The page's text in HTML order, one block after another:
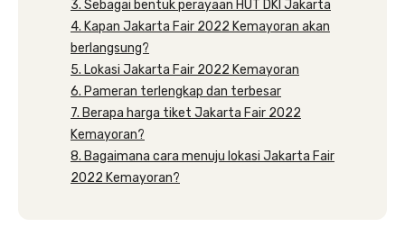
3. Sebagai bentuk perayaan HUT DKI Jakarta
4. Kapan Jakarta Fair 2022 Kemayoran akan
berlangsung?
5. Lokasi Jakarta Fair 2022 Kemayoran
6. Pameran terlengkap dan terbesar
7. Berapa harga tiket Jakarta Fair 2022
Kemayoran?
8. Bagaimana cara menuju lokasi Jakarta Fair
2022 Kemayoran?